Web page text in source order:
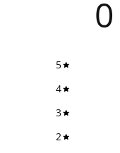
0
5
4
3
2